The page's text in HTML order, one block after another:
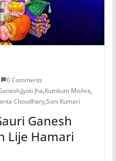
0 Comments
,Jyoti Jha,Kumkum Mishra,
Choudhary,Soni Kumari
Ganesh
Lije Hamari